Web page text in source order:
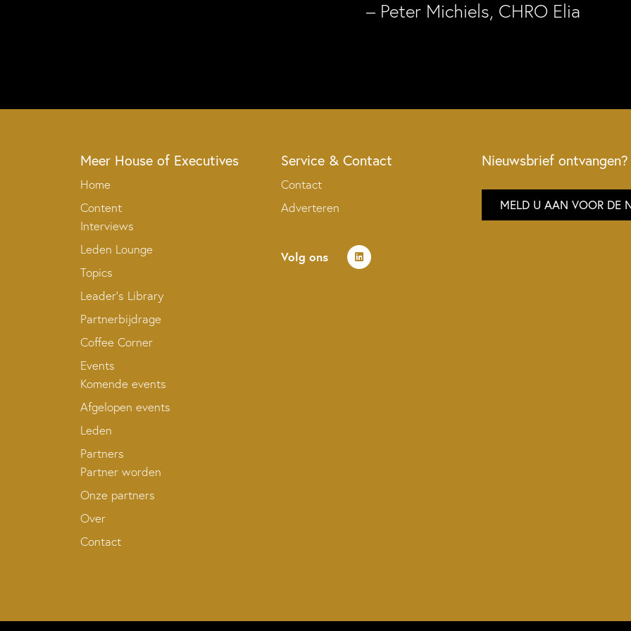
– Peter Michiels, CHRO Elia
Meer House of Executives
Home
Content
Interviews
Leden Lounge
Topics
Leader’s Library
Partnerbijdrage
Coffee Corner
Events
Komende events
Afgelopen events
Leden
Partners
Partner worden
Onze partners
Over
Contact
Service & Contact
Contact
Adverteren
Volg ons
Nieuwsbrief ontvangen?
MELD U AAN VOOR DE